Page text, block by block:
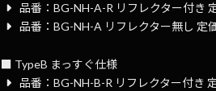
品番：BG-NH-A-R リフレクター付き
品番：BG-NH-A リフレクター無し 定
■ TypeB まっすぐ仕様
品番：BG-NH-B-R リフレクター付き